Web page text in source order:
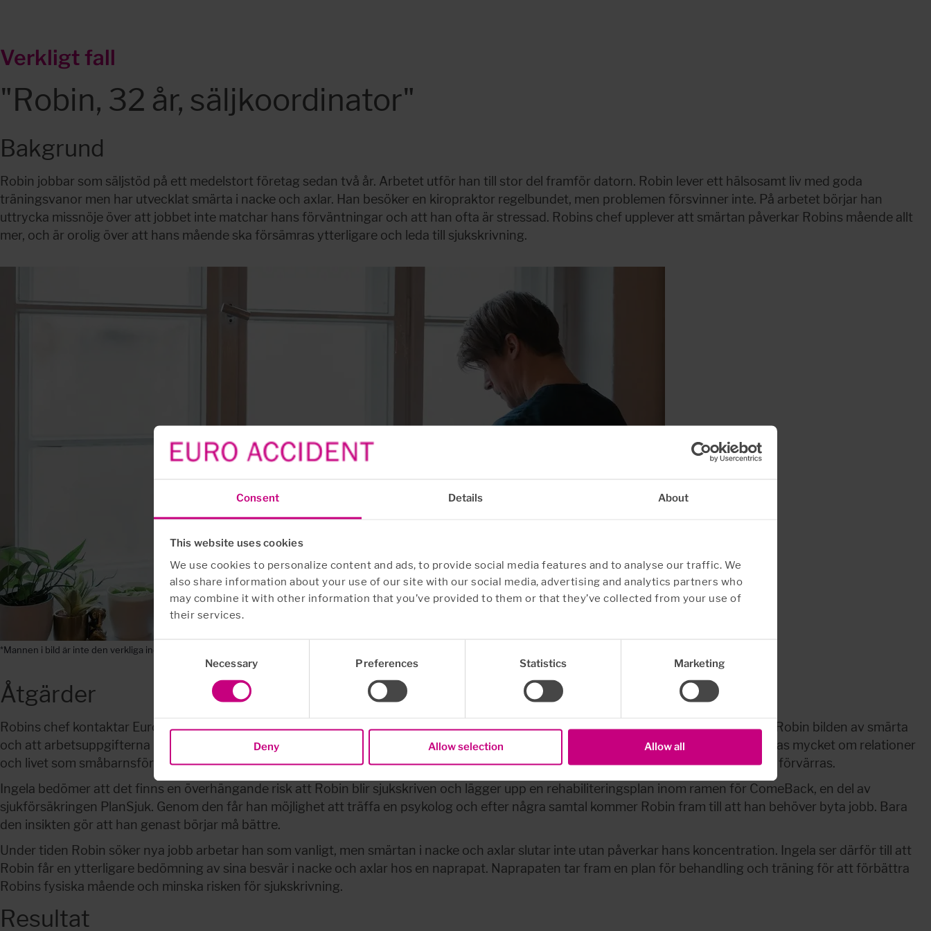
Consent Details About
This website uses cookies
We use cookies to personalize content and ads, to provide social media features and to analyse our traffic. We
also share information about your use of our site with our social media, advertising and analytics partners who
may combine it with other information that you’ve provided to them or that they’ve collected from your use of
their services.
Necessary Preferences Statistics Marketing
Deny Allow selection Allow all
Verkligt fall
"Robin, 32 år, säljkoordinator"
Bakgrund
Robin jobbar som säljstöd på ett medelstort företag sedan två år. Arbetet utför han till stor del framför datorn. Robin lever ett hälsosamt liv med goda
träningsvanor men har utvecklat smärta i nacke och axlar. Han besöker en kiropraktor regelbundet, men problemen försvinner inte. På arbetet börjar han
uttrycka missnöje över att jobbet inte matchar hans förväntningar och att han ofta är stressad. Robins chef upplever att smärtan påverkar Robins mående allt
mer, och är orolig över att hans mående ska försämras ytterligare och leda till sjukskrivning.
*Mannen i bild är inte den verkliga individen i fallet
Åtgärder
Robins chef kontaktar Euro Accident som kopplar in Ingela, hälso- och rehabprocessledare. I kartläggningen som Ingela gör bekräftar Robin bilden av smärta
och att arbetsuppgifterna inte är enligt förväntan. Det framkommer också att Robin upplever ett utanförskap med kollegorna. Det pratas mycket om relationer
och livet som småbarnsförälder, vilket Robin längtar efter men inte har. Han känner sig nedstämd och är orolig över att smärtorna bara förvärras.
Ingela bedömer att det finns en överhängande risk att Robin blir sjukskriven och lägger upp en rehabiliteringsplan inom ramen för ComeBack, en del av
sjukförsäkringen PlanSjuk. Genom den får han möjlighet att träffa en psykolog och efter några samtal kommer Robin fram till att han behöver byta jobb. Bara
den insikten gör att han genast börjar må bättre.
Under tiden Robin söker nya jobb arbetar han som vanligt, men smärtan i nacke och axlar slutar inte utan påverkar hans koncentration. Ingela ser därför till att
Robin får en ytterligare bedömning av sina besvär i nacke och axlar hos en naprapat. Naprapaten tar fram en plan för behandling och träning för att förbättra
Robins fysiska mående och minska risken för sjukskrivning.
Resultat